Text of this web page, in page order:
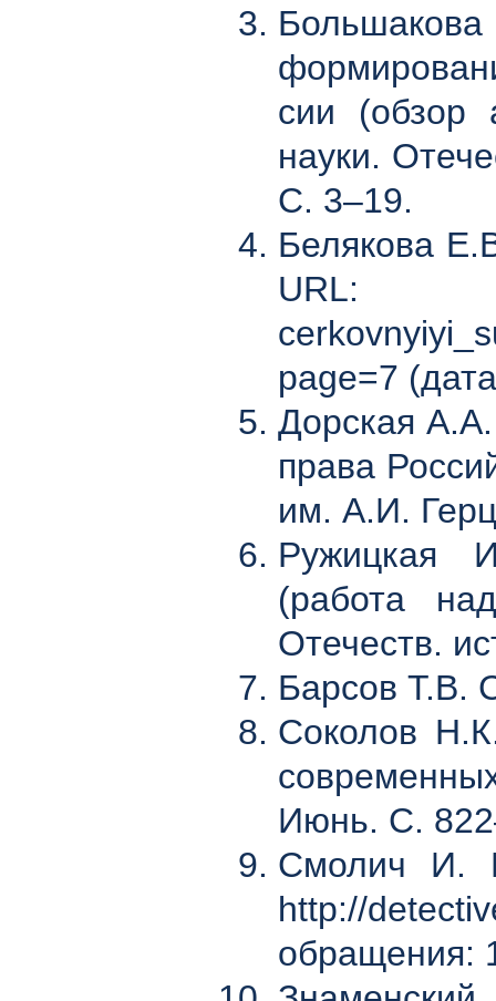
сии (обзор
науки.
С. 3–19.
Белякова
URL:
page=7
Дорская А.А.
права
им. А.И.
Ружицкая
(работа
Отечеств.
Барсов Т.В.
Соколов
Июнь. С.
Смолич И.
http://
обращения: